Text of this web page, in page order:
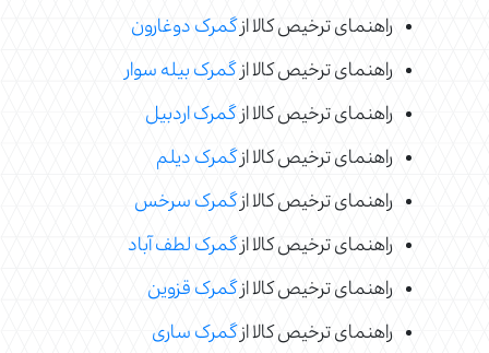
راهنمای ترخیص کالا ازگمرک دوغارون
راهنمای ترخیص کالا ازگمرک بیله سوار
راهنمای ترخیص کالا ازگمرک اردبیل
راهنمای ترخیص کالا ازگمرک دیلم
راهنمای ترخیص کالا ازگمرک سرخس
راهنمای ترخیص کالا ازگمرک لطف آباد
راهنمای ترخیص کالا ازگمرک قزوین
راهنمای ترخیص کالا ازگمرک ساری